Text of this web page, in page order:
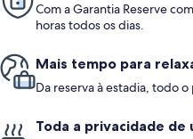
Com a Garantia Reserve
horas todos os dias.
Mais tempo para
Da reserva à estadia, todo
Toda a privacidade de